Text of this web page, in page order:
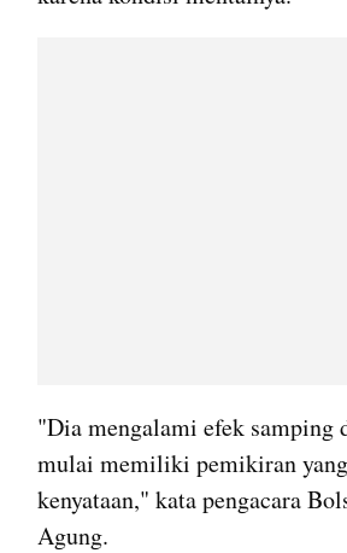
"Dia mengalami efek samping
mulai memiliki pemikiran
kenyataan," kata pengacara
Agung.